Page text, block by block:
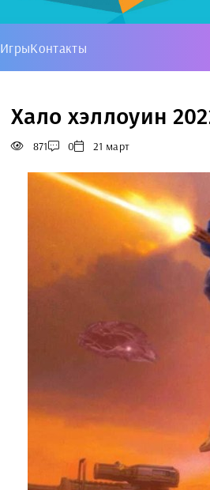
ИгрыКонтакты
Хало хэллоуин
871 0 21 март